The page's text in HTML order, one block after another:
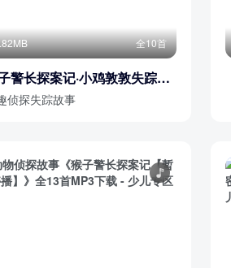
全10首
警长探案记·小鸡敦敦失踪篇
官方
侦探失踪故事